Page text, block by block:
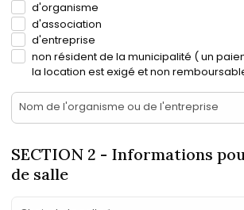
d'organisme
d'association
d'entreprise
non résident de la municipalité ( un
la location est exigé et non
Nom de l'organisme ou de l'entreprise
SECTION 2 - Informations
de salle